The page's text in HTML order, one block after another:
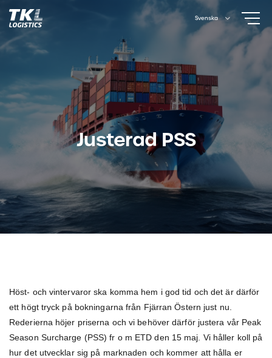
Skip
to
content
Svenska
Justerad PSS
Höst- och vintervaror ska komma hem i god tid och det är därför
ett högt tryck på bokningarna från Fjärran Östern just nu.
Rederierna höjer priserna och vi behöver därför justera vår Peak
Season Surcharge (PSS) fr o m ETD den 15 maj. Vi håller koll på
hur det utvecklar sig på marknaden och kommer att hålla er